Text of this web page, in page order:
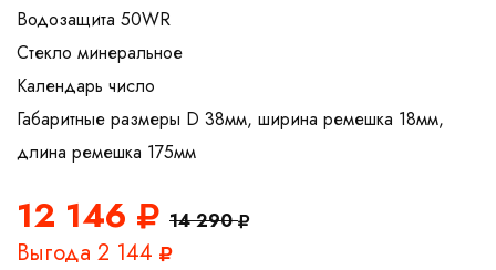
Водозащита 50WR
Стекло минеральное
Календарь число
Габаритные размеры D 38мм, ширина ремешка 18мм,
12 146 14 290
Выгода 2 144